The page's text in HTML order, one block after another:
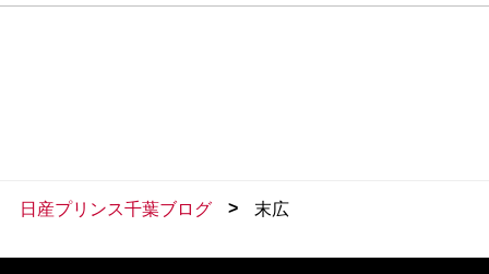
日産プリンス千葉ブログ > 末広